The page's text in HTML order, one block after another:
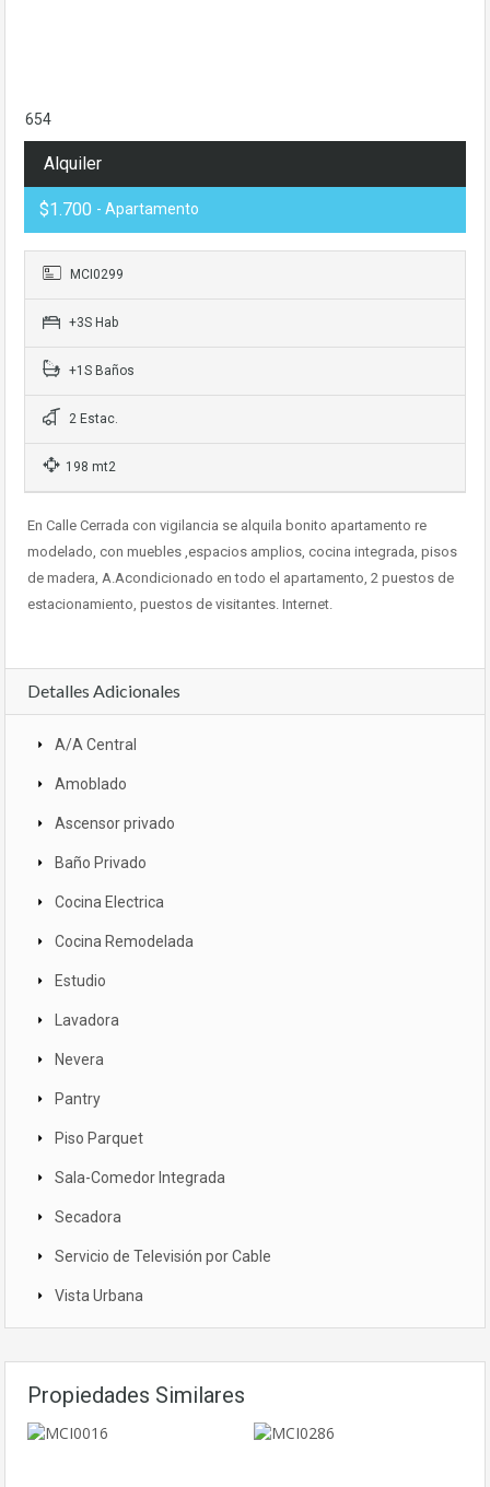
654
Alquiler
$1.700 - Apartamento
MCI0299
+3S Hab
+1S Baños
2 Estac.
198 mt2
En Calle Cerrada con vigilancia se alquila bonito apartamento re
modelado, con muebles ,espacios amplios, cocina integrada, pisos
de madera, A.Acondicionado en todo el apartamento, 2 puestos de
estacionamiento, puestos de visitantes. Internet.
Detalles Adicionales
A/A Central
Amoblado
Ascensor privado
Baño Privado
Cocina Electrica
Cocina Remodelada
Estudio
Lavadora
Nevera
Pantry
Piso Parquet
Sala-Comedor Integrada
Secadora
Servicio de Televisión por Cable
Vista Urbana
Propiedades Similares